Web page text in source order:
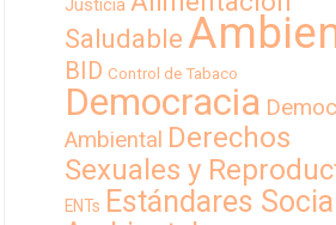
Justicia
Saludable
BID Control de Tabaco
Democracia
Ambiental Derechos
Sexuales y
ENTs Estándares